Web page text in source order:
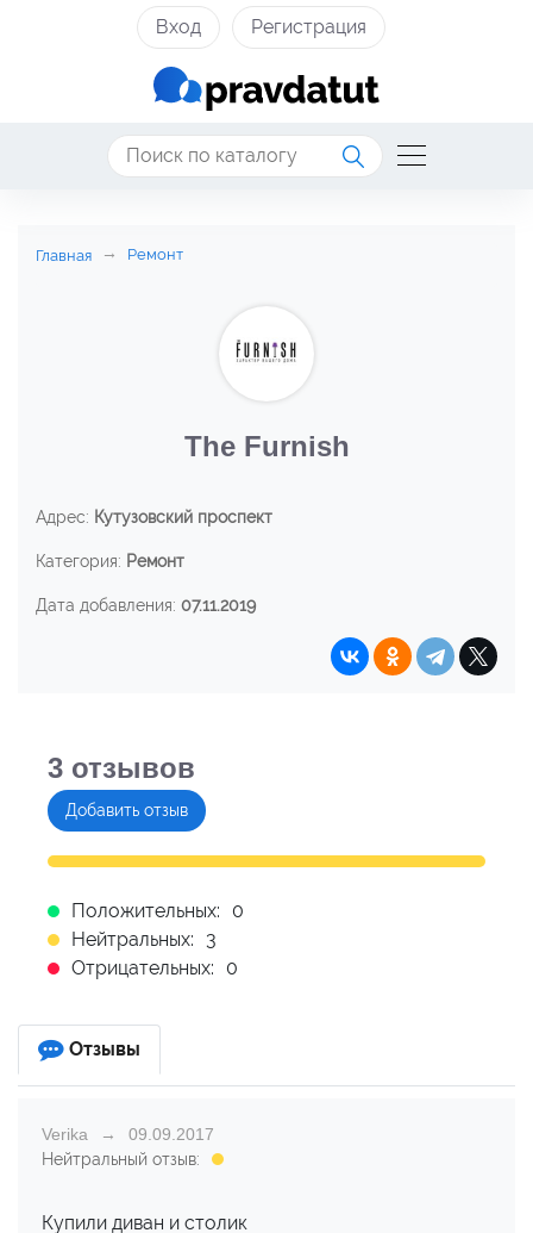
Вход Регистрация
Главная Ремонт
The Furnish
Адрес: Кутузовский проспект
Категория: Ремонт
Дата добавления: 07.11.2019
3 отзывов
Добавить отзыв
Положительных:
0
Нейтральных:
3
Отрицательных:
0
Отзывы
Verika
09.09.2017
Нейтральный отзыв:
Купили диван и столик